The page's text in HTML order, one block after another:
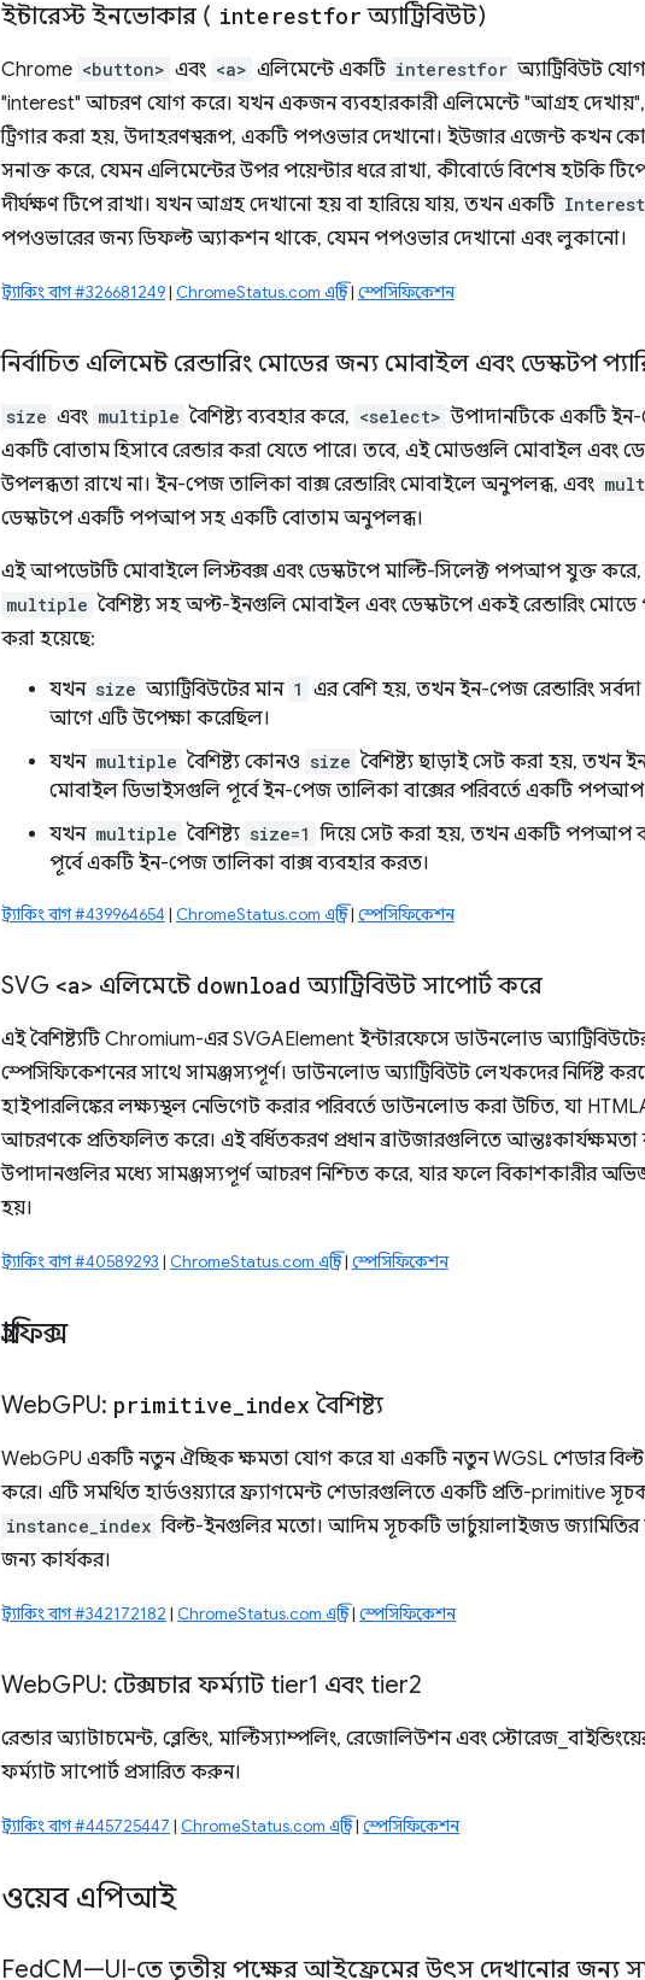
ইন্টারেস্ট ইনভোকার ( interestfor অ্যাট্রিবিউট)
Chrome <button> এবং <a> এলিমেন্টে একটি interestfor অ্যাট্রিবিউট
"interest" আচরণ যোগ করে। যখন একজন ব্যবহারকারী এলিমেন্টে "আগ্রহ দেখায়",
ট্রিগার করা হয়, উদাহরণস্বরূপ, একটি পপওভার দেখানো। ইউজার এজেন্ট কখন
সনাক্ত করে, যেমন এলিমেন্টের উপর পয়েন্টার ধরে রাখা, কীবোর্ডে বিশেষ হটকি টিপে
দীর্ঘক্ষণ টিপে রাখা। যখন আগ্রহ দেখানো হয় বা হারিয়ে যায়, তখন একটি
পপওভারের জন্য ডিফল্ট অ্যাকশন থাকে, যেমন পপওভার দেখানো এবং লুকানো।
ট্র্যাকিং বাগ #326681249| ChromeStatus.com এন্ট্রি| স্পেসিফিকেশন
নির্বাচিত এলিমেন্ট রেন্ডারিং মোডের জন্য মোবাইল এবং ডেস্কটপ
size এবং multiple বৈশিষ্ট্য ব্যবহার করে, <select> উপাদানটিকে একটি
একটি বোতাম হিসাবে রেন্ডার করা যেতে পারে। তবে, এই মোডগুলি মোবাইল এবং
উপলব্ধতা রাখে না। ইন-পেজ তালিকা বাক্স রেন্ডারিং মোবাইলে অনুপলব্ধ, এবং
ডেস্কটপে একটি পপআপ সহ একটি বোতাম অনুপলব্ধ।
এই আপডেটটি মোবাইলে লিস্টবক্স এবং ডেস্কটপে মাল্টি-সিলেক্ট পপআপ যুক্ত করে,
multiple বৈশিষ্ট্য সহ অপ্ট-ইনগুলি মোবাইল এবং ডেস্কটপে একই রেন্ডারিং মোডে
করা হয়েছে:
যখন size অ্যাট্রিবিউটের মান 1 এর বেশি হয়, তখন ইন-পেজ রেন্ডারিং
আগে এটি উপেক্ষা করেছিল।
যখন multiple বৈশিষ্ট্য কোনও size বৈশিষ্ট্য ছাড়াই সেট করা হয়, তখন
মোবাইল ডিভাইসগুলি পূর্বে ইন-পেজ তালিকা বাক্সের পরিবর্তে একটি
যখন multiple বৈশিষ্ট্য size=1 দিয়ে সেট করা হয়, তখন একটি পপআপ
পূর্বে একটি ইন-পেজ তালিকা বাক্স ব্যবহার করত।
ট্র্যাকিং বাগ #439964654 | ChromeStatus.com এন্ট্রি| স্পেসিফিকেশন
SVG <a> এলিমেন্টে download অ্যাট্রিবিউট সাপোর্ট করে
এই বৈশিষ্ট্যটি Chromium-এর SVGAElement ইন্টারফেসে ডাউনলোড
স্পেসিফিকেশনের সাথে সামঞ্জস্যপূর্ণ। ডাউনলোড অ্যাট্রিবিউট লেখকদের নির্দিষ্ট
হাইপারলিঙ্কের লক্ষ্যস্থল নেভিগেট করার পরিবর্তে ডাউনলোড করা উচিত, যা
আচরণকে প্রতিফলিত করে। এই বর্ধিতকরণ প্রধান ব্রাউজারগুলিতে আন্তঃকার্যক্ষমতা
উপাদানগুলির মধ্যে সামঞ্জস্যপূর্ণ আচরণ নিশ্চিত করে, যার ফলে বিকাশকারীর
হয়।
ট্র্যাকিং বাগ #40589293 | ChromeStatus.com এন্ট্রি| স্পেসিফিকেশন
গ্রাফিক্স
WebGPU: primitive index বৈশিষ্ট্য
WebGPU একটি নতুন ঐচ্ছিক ক্ষমতা যোগ করে যা একটি নতুন WGSL শেডার
করে। এটি সমর্থিত হার্ডওয়্যারে ফ্র্যাগমেন্ট শেডারগুলিতে একটি প্রতি-primitive
instance_index বিল্ট-ইনগুলির মতো। আদিম সূচকটি ভার্চুয়ালাইজড
জন্য কার্যকর।
ট্র্যাকিং বাগ #342172182 | ChromeStatus.com এন্ট্রি| স্পেসিফিকেশন
WebGPU: টেক্সচার ফর্ম্যাট tier1 এবং tier2
রেন্ডার অ্যাটাচমেন্ট, ব্লেন্ডিং, মাল্টিস্যাম্পলিং, রেজোলিউশন এবং
ফর্ম্যাট সাপোর্ট প্রসারিত করুন।
ট্র্যাকিং বাগ #445725447 | ChromeStatus.com এন্ট্রি| স্পেসিফিকেশন
ওয়েব এপিআই
FedCM—UI-তে তৃতীয় পক্ষের আইফ্রেমের উৎস দেখানোর জন্য